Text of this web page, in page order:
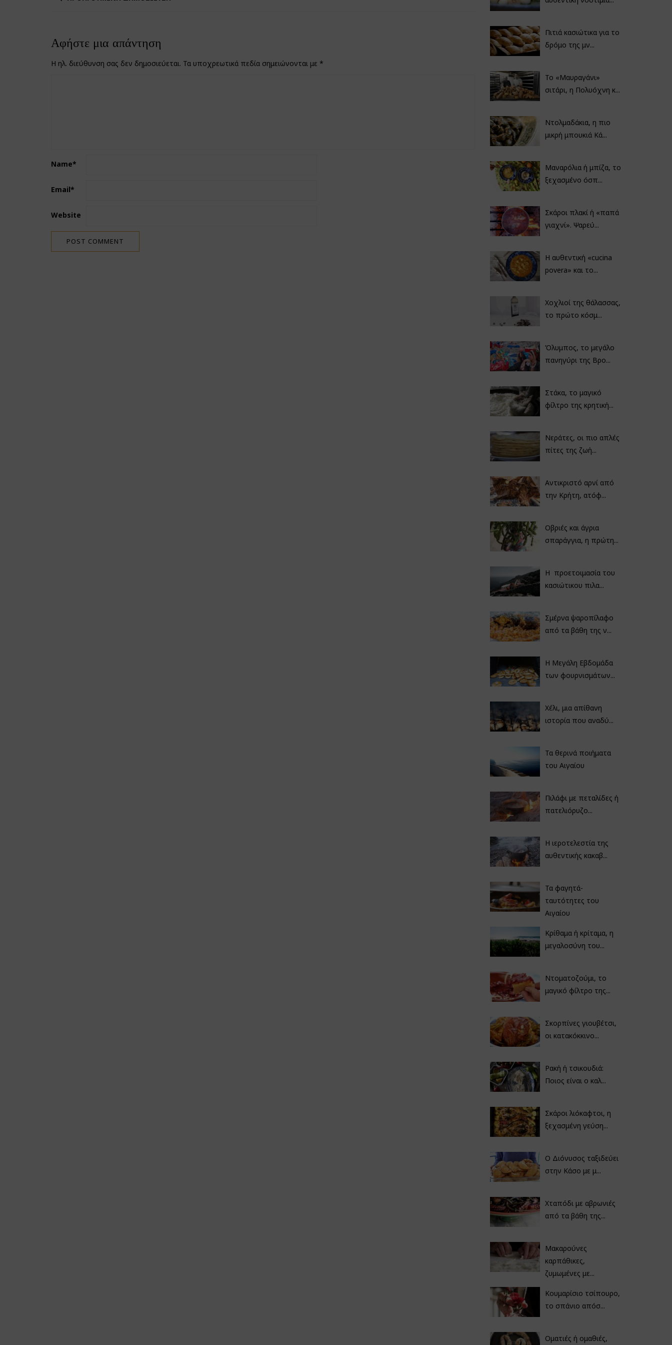
Αφήστε μια απάντηση
Η ηλ. διεύθυνση σας δεν δημοσιεύεται. Τα υποχρεωτικά πεδία σημειώνονται με *
Name*
Email*
Website
Πιτιά κασιώτικα για το
δρόμο της μν...
Το «Μαυραγάνι»
σιτάρι, η Πολυόχνη κ...
Ντολμαδάκια, η πιο
μικρή μπουκιά Κά...
Μαναρόλια ή μπίζα, το
ξεχασμένο όσπ...
Σκάροι πλακί ή «παπά
γιαχνί». Ψαρεύ...
Η αυθεντική «cucina
povera» και το...
Χοχλιοί της θάλασσας,
το πρώτο κόσμ...
Όλυμπος, το μεγάλο
πανηγύρι της Βρο...
Στάκα, το μαγικό
φίλτρο της κρητική...
Νεράτες, οι πιο απλές
πίτες της ζωή...
Αντικριστό αρνί από
την Κρήτη, ατόφ...
Οβριές και άγρια
σπαράγγια, η πρώτη...
Η προετοιμασία του
κασιώτικου πιλα...
Σμέρνα ψαροπίλαφο
από τα βάθη της ν...
Η Μεγάλη Εβδομάδα
των φουρνισμάτων...
Χέλι, μια απίθανη
ιστορία που αναδύ...
Τα θερινά ποιήματα
του Αιγαίου
Πιλάφι με πεταλίδες ή
πατελιόρυζο...
Η ιεροτελεστία της
αυθεντικής κακαβ...
Τα φαγητά-
ταυτότητες του
Αιγαίου
Κρίθαμα ή κρίταμα, η
μεγαλοσύνη του...
Ντοματοζούμι, το
μαγικό φίλτρο της...
Σκορπίνες γιουβέτσι,
οι κατακόκκινο...
Ρακή ή τσικουδιά:
Ποιος είναι ο καλ...
Σκάροι λιόκαφτοι, η
ξεχασμένη γεύση...
Ο Διόνυσος ταξιδεύει
στην Κάσο με μ...
Χταπόδι με αβρωνιές
από τα βάθη της...
Μακαρούνες
καρπάθικες,
ζυμωμένες με...
Κουμαρίσιο τσίπουρο,
το σπάνιο απόσ...
Οματιές ή ομαθιές,